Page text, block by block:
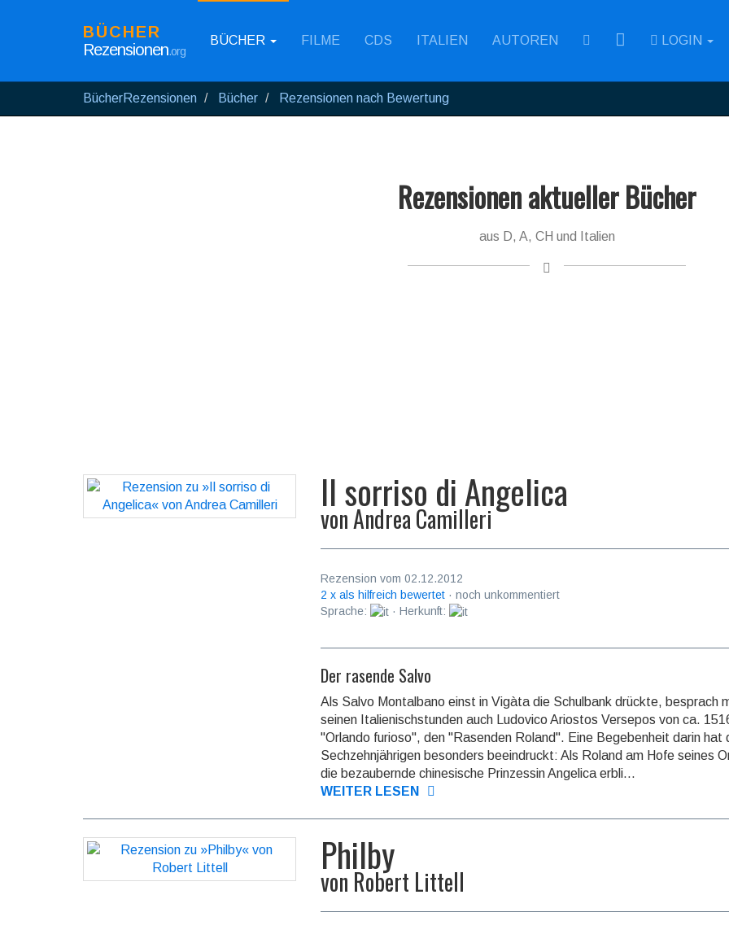
BÜCHER
Rezensionen.org
BÜCHER FILME CDS ITALIEN AUTOREN RSS LOGIN
BücherRezensionen Bücher Rezensionen nach Bewertung
Rezensionen aktueller Bücher
aus D, A, CH und Italien
Il sorriso di Angelica
vonAndrea Camilleri
Rezension vom 02.12.2012
2 x als hilfreich bewertet · noch unkommentiert
Sprache:
· Herkunft:
Der rasende Salvo
Als Salvo Montalbano einst in Vigàta die Schulbank drückte, besprach
seinen Italienischstunden auch Ludovico Ariostos Versepos von ca.
"Orlando furioso", den "Rasenden Roland". Eine Begebenheit darin hat
Sechzehnjährigen besonders beeindruckt: Als Roland am Hofe seines
die bezaubernde chinesische Prinzessin Angelica erbli...
WEITER LESEN
Philby
von Robert Littell